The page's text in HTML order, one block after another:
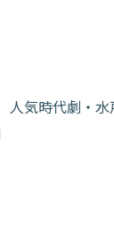
人気時代劇・